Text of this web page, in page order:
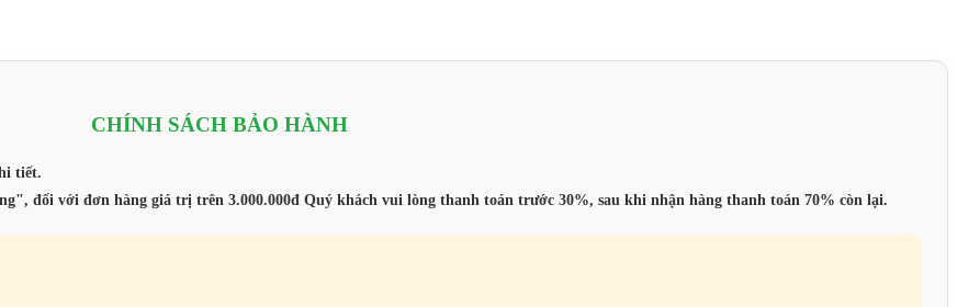
CHÍNH SÁCH BẢO HÀNH
tiết.
đối với đơn hàng giá trị trên 3.000.000đ Quý khách vui lòng thanh toán trước 30%, sau khi nhận hàng thanh toán 70% còn lại.